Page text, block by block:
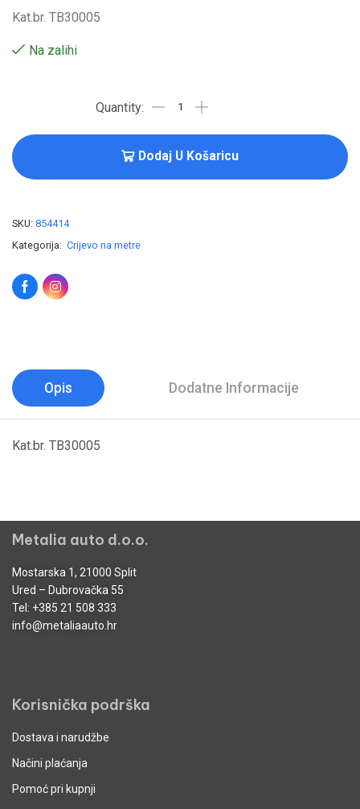
Kat.br. TB30005
Na zalihi
Dodaj U Košaricu
SKU: 854414
Kategorija: Crijevo na metre
Opis Dodatne Informacije
Kat.br. TB30005
Metalia auto d.o.o.
Mostarska 1, 21000 Split
Ured – Dubrovačka 55
Tel: +385 21 508 333
info@metaliaauto.hr
Korisnička podrška
Dostava i narudžbe
Načini plaćanja
Pomoć pri kupnji